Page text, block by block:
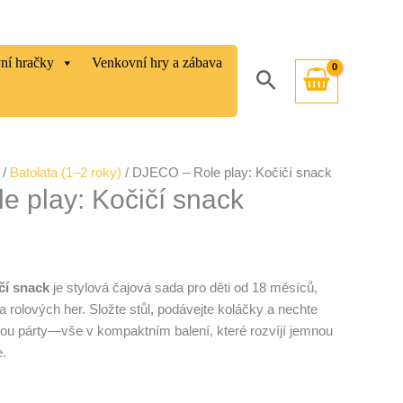
hračky Venkovní hry a zábava
Hledat
/ Batolata (1–2 roky) / DJECO – Role play: Kočičí snack
play: Kočičí snack
snack je stylová čajová sada pro děti od 18 měsíců,
rolových her. Složte stůl, podávejte koláčky a nechte
párty—vše v kompaktním balení, které rozvíjí jemnou